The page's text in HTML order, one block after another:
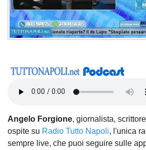
Angelo Forgione, giornalista,
ospite su Radio Tutto Napoli, l'unica
sempre live, che puoi seguire sulle